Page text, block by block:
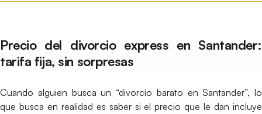
Precio del divorcio express en Santander:
tarifa fija, sin sorpresas
Cuando alguien busca un “divorcio barato en Santander”, lo
que busca en realidad es saber si el precio que le dan incluye